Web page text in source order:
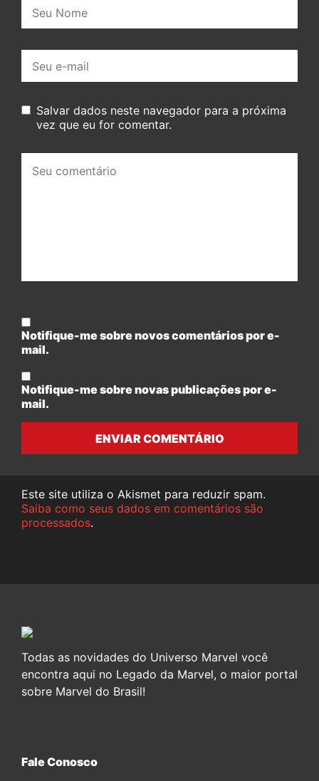
mail:
Salvar dados neste navegador para a próxima
vez que eu for comentar.
comentário:
Notifique-me sobre novos comentários por e-
mail.
Notifique-me sobre novas publicações por e-
mail.
ENVIAR COMENTÁRIO
Este site utiliza o Akismet para reduzir spam.
Saiba como seus dados em comentários são
processados.
Todas as novidades do Universo Marvel você
encontra aqui no Legado da Marvel, o maior portal
sobre Marvel do Brasil!
Fale Conosco